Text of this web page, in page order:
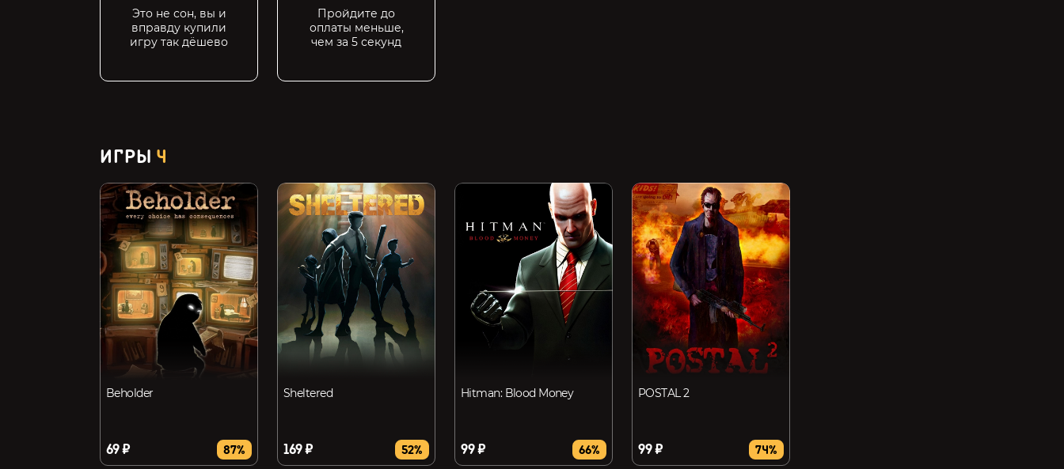
Это не сон, вы и
вправду купили
игру так дёшево
Пройдите до
оплаты меньше,
чем за 5 секунд
ИГРЫ 4
Beholder
69 ₽ 87%
Sheltered
169 ₽ 52%
Hitman: Blood Money
99 ₽ 66%
POSTAL 2
99 ₽ 74%